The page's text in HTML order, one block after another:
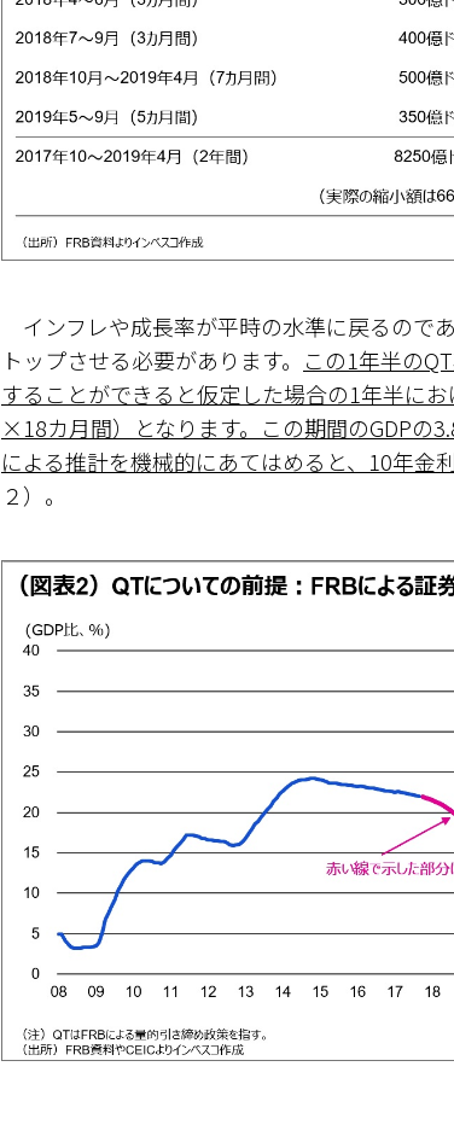
インフレや成長率が平時の水準に戻るので
トップさせる必要があります。 この1年半の
することができると仮定した場合の1年半に
×18カ月間）となります。この期間のGDPの
による推計を機械的にあてはめると、10年金
２）。